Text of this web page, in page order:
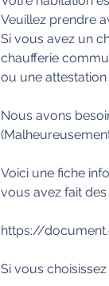
Veuillez prendre
Si vous avez un
chaufferie
ou une
Nous avons
Voici une fiche
vous avez fait
https://